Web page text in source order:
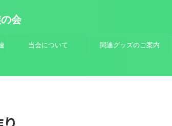
会
当会について 関連グッズのご案内